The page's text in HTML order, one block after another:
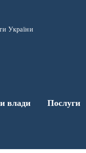
України
влади Послуги